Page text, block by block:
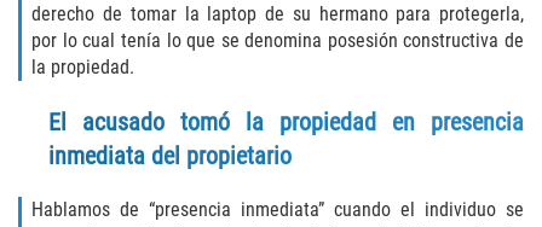
Apropiación Indebida de Fondos
Falsificación
Malversación de Fondos
derecho de tomar la laptop de su hermano para protegerla,
por lo cual tenía lo que se denomina posesión constructiva de
la propiedad.
El acusado tomó la propiedad en presencia
inmediata del propietario
Hablamos de “presencia inmediata” cuando el individuo se